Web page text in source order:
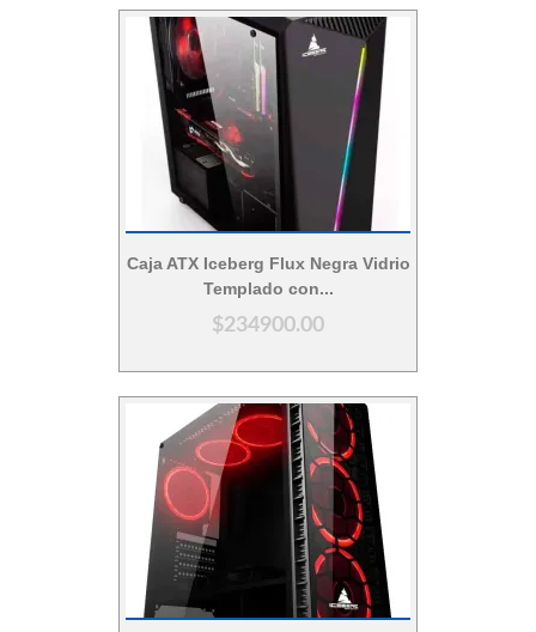
Vista Rápida
Caja ATX Iceberg Flux Negra Vidrio
Templado con...
$234900.00